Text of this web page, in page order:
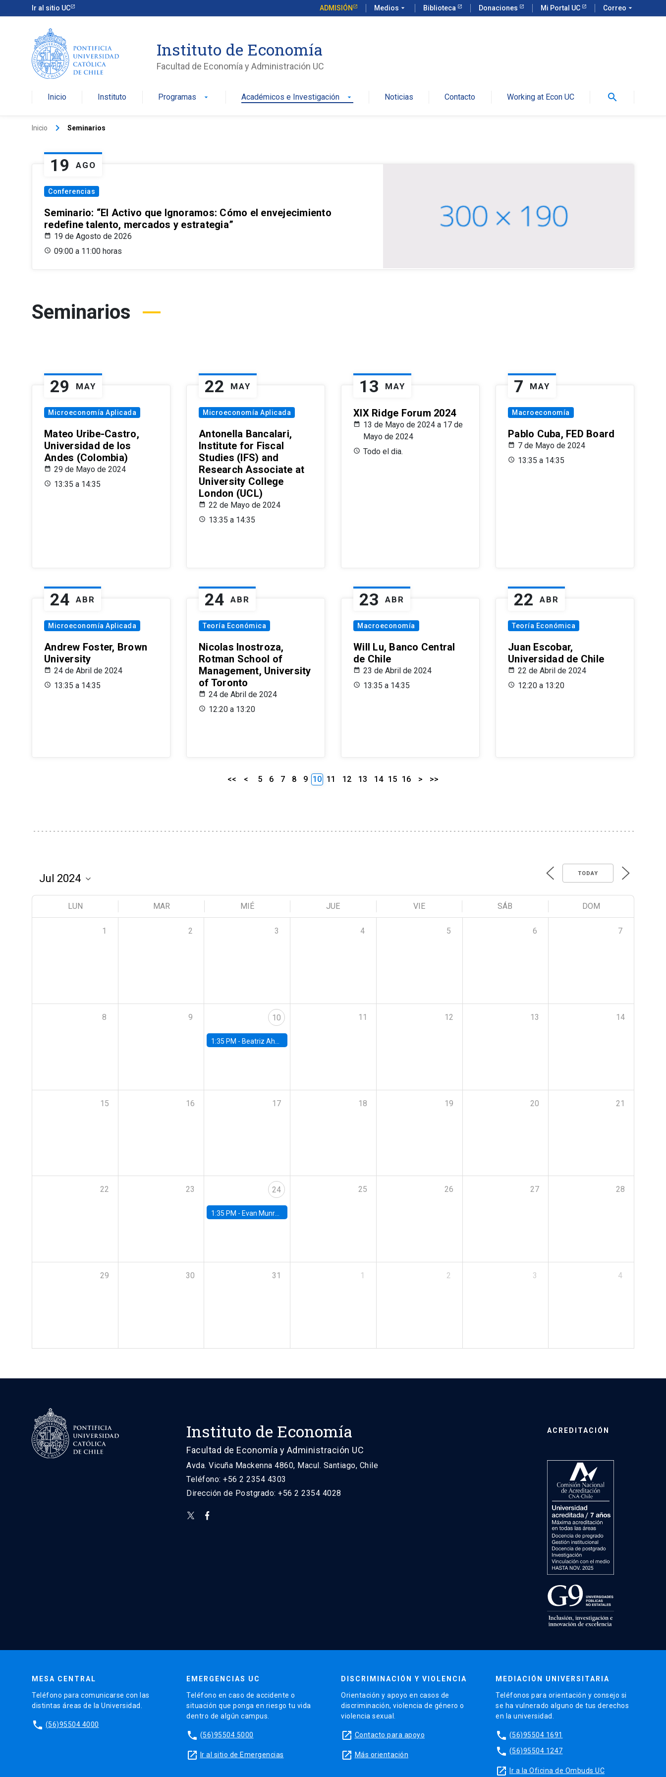
Ir al sitio UC ADMISIÓN Medios arrow_drop_down Biblioteca Donaciones Mi Portal UC Correo arrow_drop_down
Instituto de Economía
Facultad de Economía y Administración UC
Inicio Instituto Programas arrow_drop_down Académicos e Investigación arrow_drop_down Noticias Contacto Working at Econ UC search
Inicio keyboard_arrow_right Seminarios
19 AGO
Conferencias
Seminario: “El Activo que Ignoramos: Cómo el envejecimiento
redefine talento, mercados y estrategia”
19 de Agosto de 2026
09:00 a 11:00 horas
Seminarios
29 MAY
Microeconomía Aplicada
Mateo Uribe-Castro,
Universidad de los
Andes (Colombia)
29 de Mayo de 2024
13:35 a 14:35
22 MAY
Microeconomía Aplicada
Antonella Bancalari,
Institute for Fiscal
Studies (IFS) and
Research Associate at
University College
London (UCL)
22 de Mayo de 2024
13:35 a 14:35
13 MAY
XIX Ridge Forum 2024
13 de Mayo de 2024 a 17 de
Mayo de 2024
Todo el dia.
7 MAY
Macroeconomía
Pablo Cuba, FED Board
7 de Mayo de 2024
13:35 a 14:35
24 ABR
Microeconomía Aplicada
Andrew Foster, Brown
University
24 de Abril de 2024
13:35 a 14:35
24 ABR
Teoría Económica
Nicolas Inostroza,
Rotman School of
Management, University
of Toronto
24 de Abril de 2024
12:20 a 13:20
23 ABR
Macroeconomía
Will Lu, Banco Central
de Chile
23 de Abril de 2024
13:35 a 14:35
22 ABR
Teoría Económica
Juan Escobar,
Universidad de Chile
22 de Abril de 2024
12:20 a 13:20
<< < 5 6 7 8 9 10 11 12 13 14 15 16 > >>
TODAY
LUN MAR MIÉ JUE VIE SÁB DOM
1 2 3 4 5 6 7
8 9 10
1:35 PM - Beatriz Ahumada, PhD candidate, Universidad de Pittsburgh
11 12 13 14
15 16 17 18 19 20 21
22 23 24
1:35 PM - Evan Munro, Neyman Visiting Assistant Professor in the Department of Statistics at UC Berkeley
25 26 27 28
29 30 31 1 2 3 4
Instituto de Economía
Facultad de Economía y Administración UC
Avda. Vicuña Mackenna 4860, Macul. Santiago, Chile
Teléfono: +56 2 2354 4303
Dirección de Postgrado: +56 2 2354 4028
ACREDITACIÓN
MESA CENTRAL
Teléfono para comunicarse con las
distintas áreas de la Universidad.
phone (56)95504 4000
EMERGENCIAS UC
Teléfono en caso de accidente o
situación que ponga en riesgo tu vida
dentro de algún campus.
phone (56)95504 5000
launch Ir al sitio de Emergencias
DISCRIMINACIÓN Y VIOLENCIA
Orientación y apoyo en casos de
discriminación, violencia de género o
violencia sexual.
launch Contacto para apoyo
launch Más orientación
MEDIACIÓN UNIVERSITARIA
Teléfonos para orientación y consejo si
se ha vulnerado alguno de tus derechos
en la universidad.
phone (56)95504 1691
phone (56)95504 1247
launch Ir a la Oficina de Ombuds UC